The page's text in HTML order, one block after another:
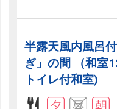
半露天風内風呂
ぎ」の間 （和室
トイレ付和室)